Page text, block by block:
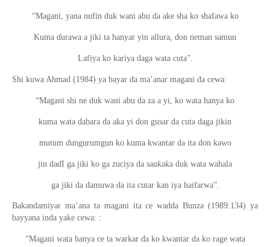
“Magani, yana nufin duk wani abu da ake sha ko shafawa ko
Kuma ɗurawa a jiki ta hanyar yin allura, don neman samun
Lafiya ko kariya daga wata cuta”.
Shi kuwa Ahmad (1984) ya bayar da ma’anar magani da cewa:
“Magani shi ne duk wani abu da za a yi, ko wata hanya ko
kuma wata dabara da aka yi don gusar da cuta daga jikin
mutum ɗungurumgun ko kuma kwantar da ita don kawo
jin daɗI ga jiki ko ga zuciya da sauƙaƙa duk wata wahala
ga jiki da damuwa da ita cutar kan iya haifarwa”.
Bakandamiyar ma’ana ta magani ita ce wadda Bunza (1989:134) ya
bayyana inda yake cewa: :
“Magani wata hanya ce ta warkar da ko kwantar da ko rage wata